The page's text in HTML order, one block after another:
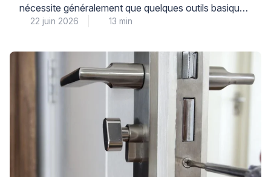
nécessite généralement que quelques outils basiques
et une méthode claire, à condition d’identifier
opération accessible permet souvent de résoudre un
dysfonctionnement mineur ou de remplacer un
élément défectueux, tout en sachant reconnaître les
situations où l’intervention d’un professionnel qualifié
22 juin 2026 13 min